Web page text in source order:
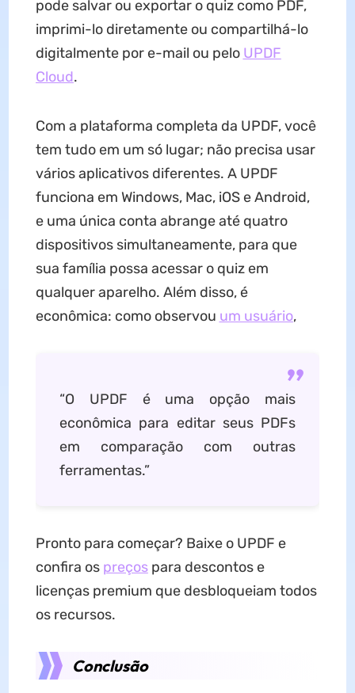
pode salvar ou exportar o quiz como PDF,
imprimi-lo diretamente ou compartilhá-lo
digitalmente por e-mail ou pelo UPDF
Cloud.
Com a plataforma completa da UPDF, você
tem tudo em um só lugar; não precisa usar
vários aplicativos diferentes. A UPDF
funciona em Windows, Mac, iOS e Android,
e uma única conta abrange até quatro
dispositivos simultaneamente, para que
sua família possa acessar o quiz em
qualquer aparelho. Além disso, é
econômica: como observou um usuário,
“O UPDF é uma opção mais
econômica para editar seus PDFs
em comparação com outras
ferramentas.”
Pronto para começar? Baixe o UPDF e
confira os preçospara descontos e
licenças premium que desbloqueiam todos
os recursos.
Conclusão